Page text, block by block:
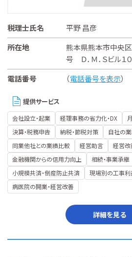
税理士氏名
平野 昌彦
所在地
熊本県熊本市中央区
号 Ｄ．Ｍ．Ｓビル１
電話番号
（電話番号を表示）
提供サービス
会社設立・起業 経理事務の省力化・DX
決算・税務申告
納税・節税対策 自社の
同業他社との業績比較
経営助言
経営
金融機関からの信用力向上
相続・事業承継
小規模共済・倒産防止共済
現場別の工事利
病医院の開業・経営改善
詳細を見る